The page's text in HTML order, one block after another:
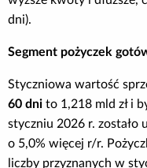
Logowanie
Załóż konto
dni).
Segment pożyczek
Styczniowa wartość
60 dni to 1,218 mld zł i
styczniu 2026 r. zostało
o 5,0% więcej r/r.
liczby przyznanych w